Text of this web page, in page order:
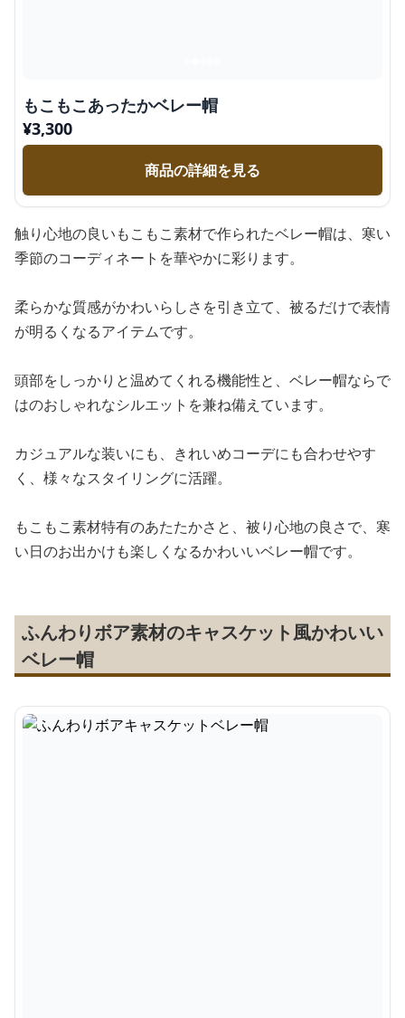
もこもこあったかベレー帽
¥3,300
商品の詳細を見る
触り心地の良いもこもこ素材で作られたベレー帽は、寒い
季節のコーディネートを華やかに彩ります。
柔らかな質感がかわいらしさを引き立て、被るだけで表情
が明るくなるアイテムです。
頭部をしっかりと温めてくれる機能性と、ベレー帽ならで
はのおしゃれなシルエットを兼ね備えています。
カジュアルな装いにも、きれいめコーデにも合わせやす
く、様々なスタイリングに活躍。
もこもこ素材特有のあたたかさと、被り心地の良さで、寒
い日のお出かけも楽しくなるかわいいベレー帽です。
ふんわりボア素材のキャスケット風かわいい
ベレー帽